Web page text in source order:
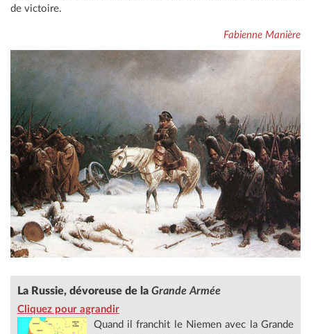
de victoire.
Fabienne Manière
La Russie, dévoreuse de la Grande Armée
Cliquez pour agrandir
Quand il franchit le Niemen avec la Grande